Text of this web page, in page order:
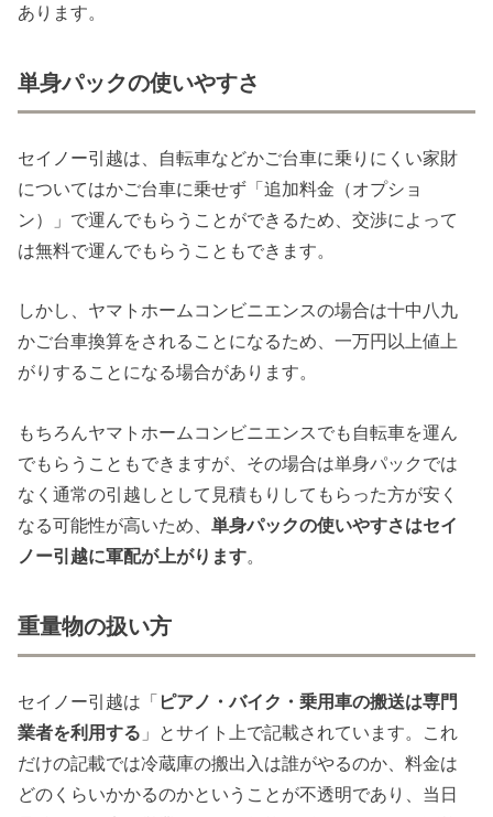
あります。
単身パックの使いやすさ
セイノー引越は、自転車などかご台車に乗りにくい家財
についてはかご台車に乗せず「追加料金（オプショ
ン）」で運んでもらうことができるため、交渉によって
は無料で運んでもらうこともできます。
しかし、ヤマトホームコンビニエンスの場合は十中八九
かご台車換算をされることになるため、一万円以上値上
がりすることになる場合があります。
もちろんヤマトホームコンビニエンスでも自転車を運ん
でもらうこともできますが、その場合は単身パックでは
なく通常の引越しとして見積もりしてもらった方が安く
なる可能性が高いため、単身パックの使いやすさはセイ
ノー引越に軍配が上がります。
重量物の扱い方
セイノー引越は「 ピアノ・バイク・乗用車の搬送は専門
業者を利用する 」とサイト上で記載されています。これ
だけの記載では冷蔵庫の搬出入は誰がやるのか、料金は
どのくらいかかるのかということが不透明であり、当日